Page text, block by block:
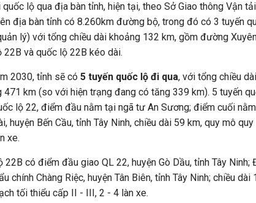
lộ qua địa bàn tỉnh, hiện tại, theo Sở Giao thông Vận
địa bàn tỉnh có 8.260km đường bộ, trong đó có 3 tuyến
lý) với tổng chiều dài khoảng 132 km, gồm đường
22B và quốc lộ 22B kéo dài.
2030, tỉnh sẽ có 5 tuyến quốc lộ đi qua, với tổng chiều
471 km (so với hiện trạng đang có tăng 339 km). 5 tuyến
lộ 22, điểm đầu nằm tại ngã tư An Sương; điểm cuối
huyện Bến Cầu, tỉnh Tây Ninh, chiều dài 59 km, quy mô
xe.
22B có điểm đầu giao QL 22, huyện Gò Dầu, tỉnh Tây
chính Chàng Riệc, huyện Tân Biên, tỉnh Tây Ninh; chiều
tối thiểu cấp II - III, 2 - 4 làn xe.